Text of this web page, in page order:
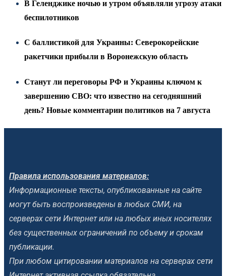
В Геленджике ночью и утром объявляли угрозу атаки
беспилотников
С баллистикой для Украины: Северокорейские
ракетчики прибыли в Воронежскую область
Станут ли переговоры РФ и Украины ключом к
завершению СВО: что известно на сегодняшний
день? Новые комментарии политиков на 7 августа
Правила использования материалов:
Информационные тексты, опубликованные на сайте
могут быть воспроизведены в любых СМИ, на
серверах сети Интернет или на любых иных носителях
без существенных ограничений по объему и срокам
публикации.
При любом цитировании материалов на серверах сети